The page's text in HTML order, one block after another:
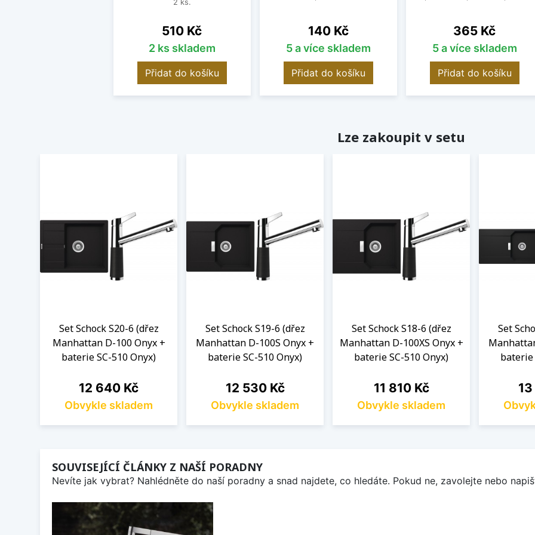
2 ks.
Cena
510 Kč
2 ks skladem
Přidat do košíku
Cena
140 Kč
5 a více skladem
Přidat do košíku
Cena
365 Kč
5 a více skladem
Přidat do košíku
Lze zakoupit v setu
Set Schock S20-6 (dřez
Manhattan D-100 Onyx +
baterie SC-510 Onyx)
Cena
12 640 Kč
Obvykle skladem
Set Schock S19-6 (dřez
Manhattan D-100S Onyx +
baterie SC-510 Onyx)
Cena
12 530 Kč
Obvykle skladem
Set Schock S18-6 (dřez
Manhattan D-100XS Onyx +
baterie SC-510 Onyx)
Cena
11 810 Kč
Obvykle skladem
Set
baterie
SOUVISEJÍCÍ ČLÁNKY Z NAŠÍ PORADNY
Nevíte jak vybrat? Nahlédněte do naší poradny a snad najdete, co hledáte. Pokud ne, zavolejte nebo